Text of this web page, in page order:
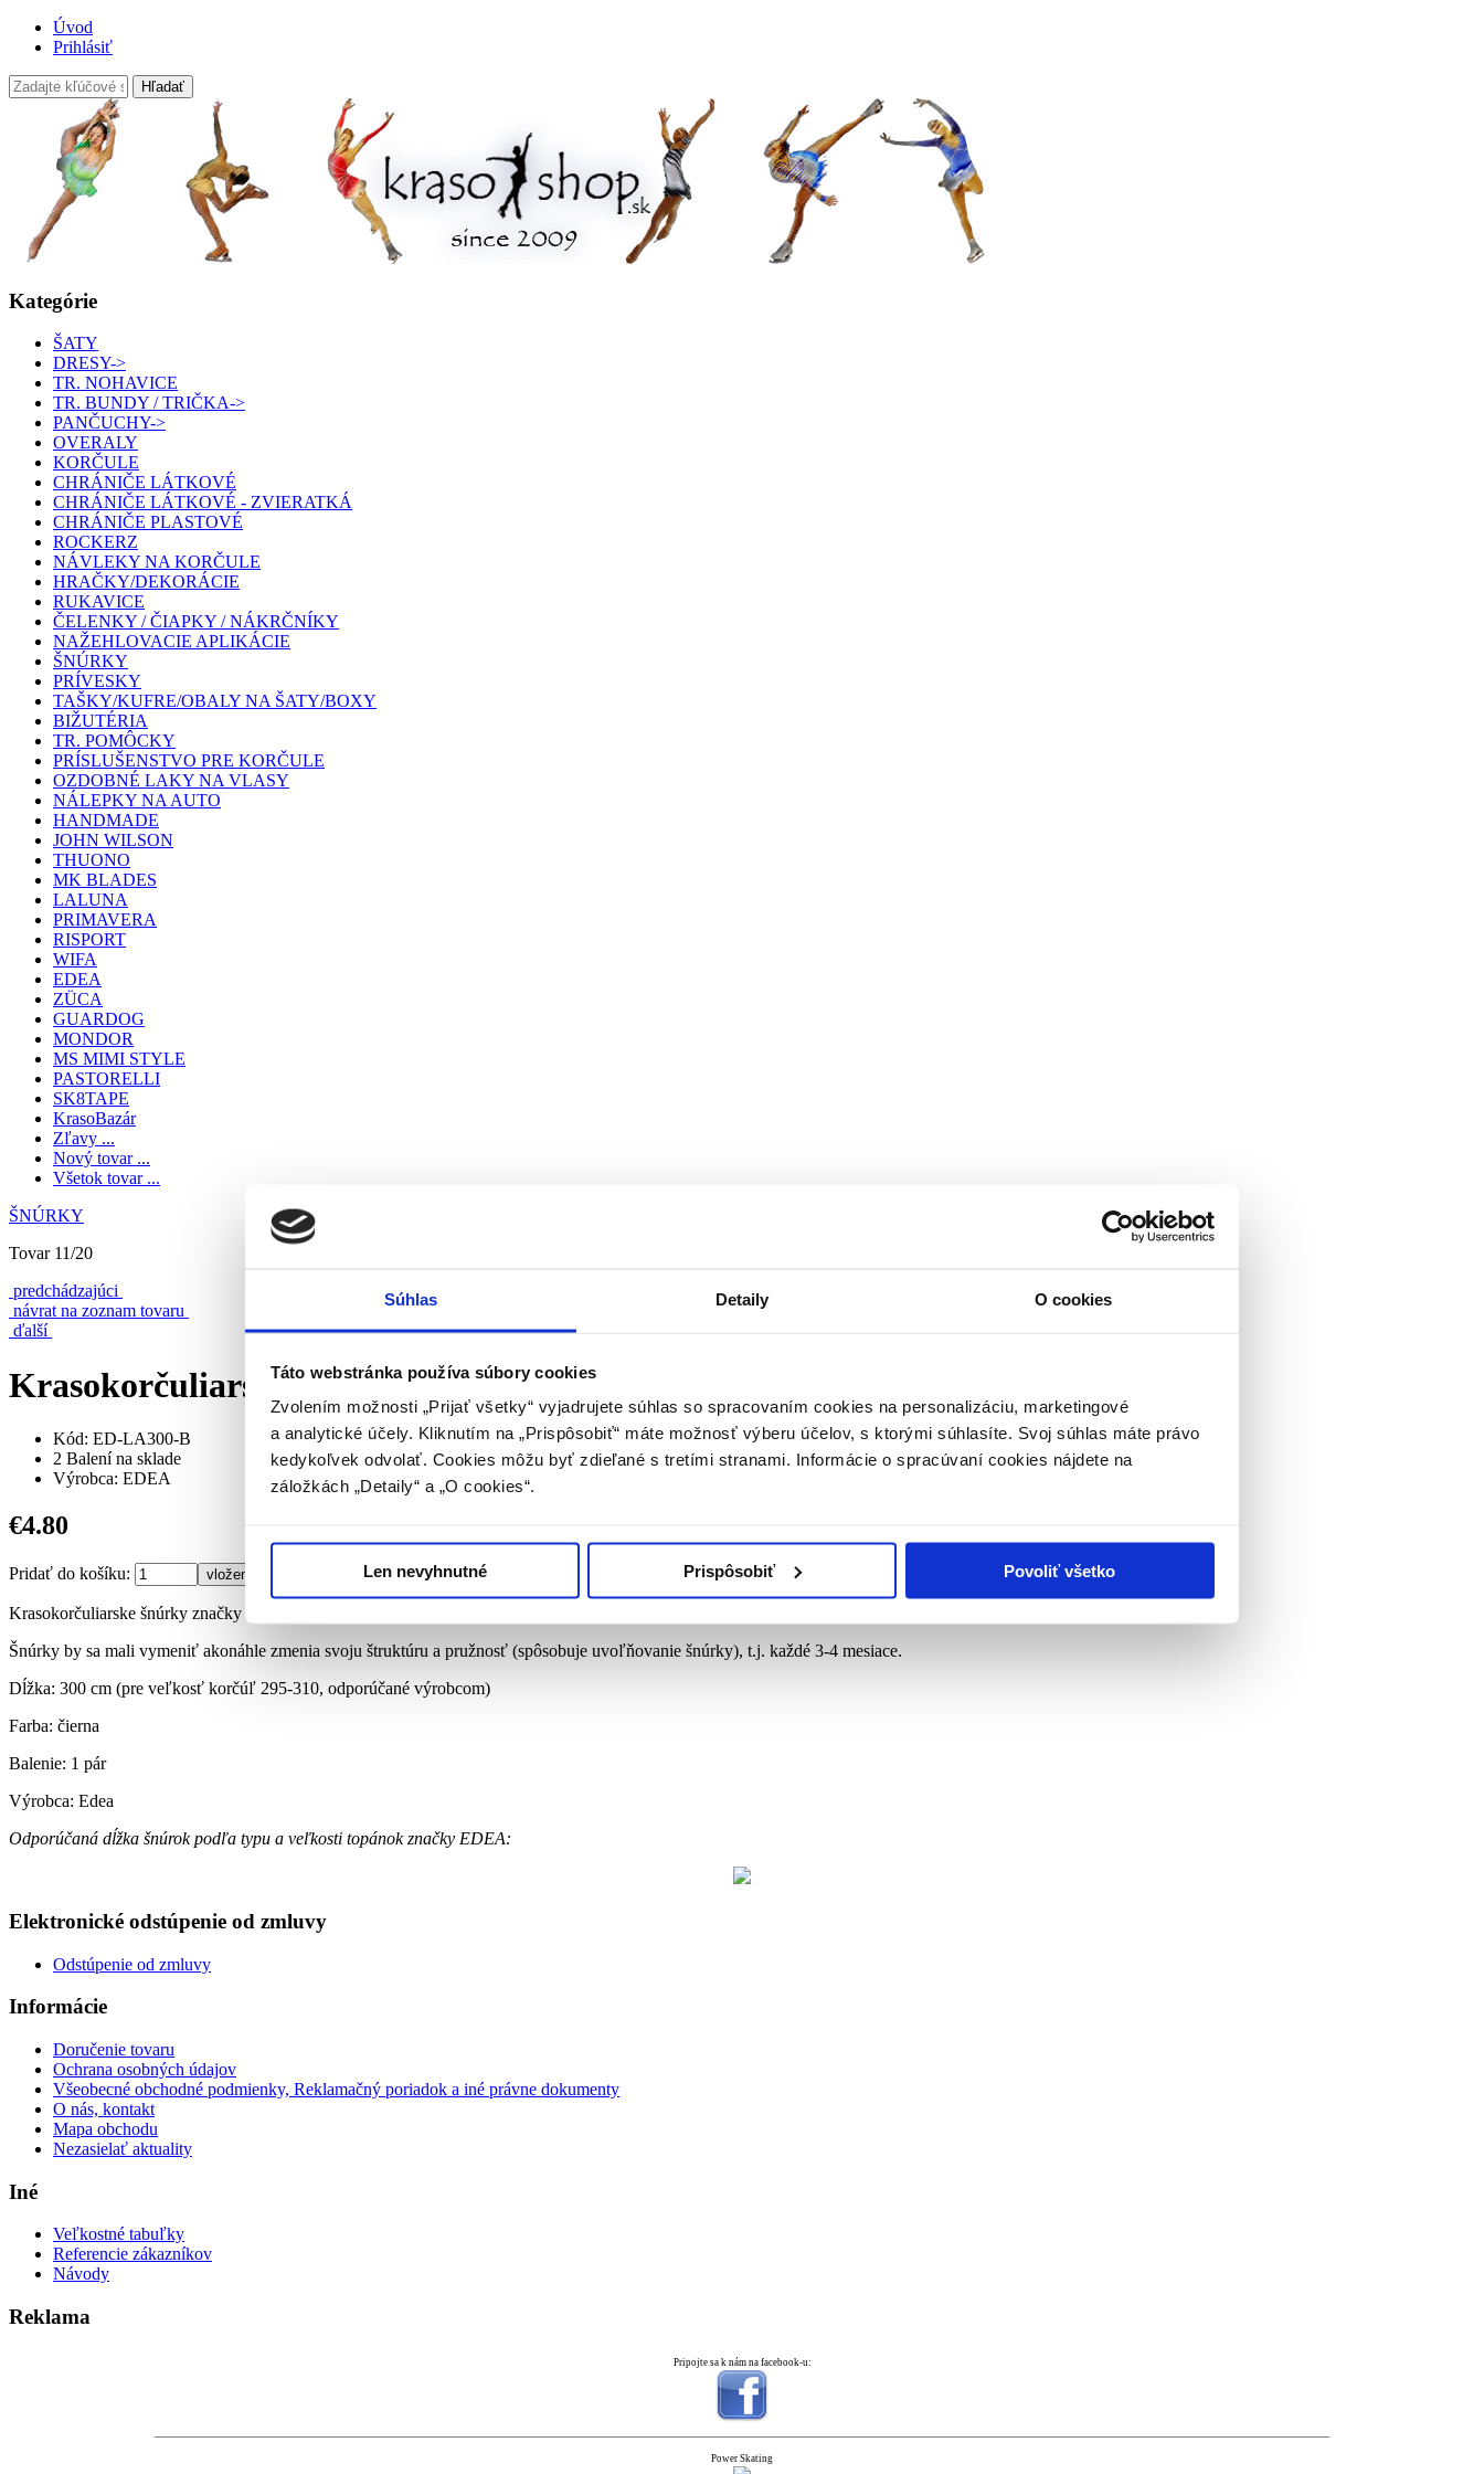
Súhlas Detaily O cookies
Táto webstránka používa súbory cookies
Zvolením možnosti „Prijať všetky“ vyjadrujete súhlas so spracovaním cookies na personalizáciu, marketingové
a analytické účely. Kliknutím na „Prispôsobiť“ máte možnosť výberu účelov, s ktorými súhlasíte. Svoj súhlas máte právo
kedykoľvek odvolať. Cookies môžu byť zdieľané s tretími stranami. Informácie o spracúvaní cookies nájdete na
záložkách „Detaily“ a „O cookies“.
Len nevyhnutné Prispôsobiť Povoliť všetko
Úvod
Prihlásiť
Kategórie
ŠATY
DRESY->
TR. NOHAVICE
TR. BUNDY / TRIČKA->
PANČUCHY->
OVERALY
KORČULE
CHRÁNIČE LÁTKOVÉ
CHRÁNIČE LÁTKOVÉ - ZVIERATKÁ
CHRÁNIČE PLASTOVÉ
ROCKERZ
NÁVLEKY NA KORČULE
HRAČKY/DEKORÁCIE
RUKAVICE
ČELENKY / ČIAPKY / NÁKRČNÍKY
NAŽEHLOVACIE APLIKÁCIE
ŠNÚRKY
PRÍVESKY
TAŠKY/KUFRE/OBALY NA ŠATY/BOXY
BIŽUTÉRIA
TR. POMÔCKY
PRÍSLUŠENSTVO PRE KORČULE
OZDOBNÉ LAKY NA VLASY
NÁLEPKY NA AUTO
HANDMADE
JOHN WILSON
THUONO
MK BLADES
LALUNA
PRIMAVERA
RISPORT
WIFA
EDEA
ZÜCA
GUARDOG
MONDOR
MS MIMI STYLE
PASTORELLI
SK8TAPE
KrasoBazár
Zľavy ...
Nový tovar ...
Všetok tovar ...
ŠNÚRKY
Tovar 11/20
predchádzajúci
návrat na zoznam tovaru
ďalší
Krasokorčuliarske šnúrky "EDEA" - čierne 300 cm
Kód: ED-LA300-B
2 Balení na sklade
Výrobca: EDEA
€4.80
Pridať do košíku:
Krasokorčuliarske šnúrky značky Edea sú vyrobené z polyesteru a bavlny, sú navrhnuté pre uľahčenie zaväzovania a pevné viazanie.
Šnúrky by sa mali vymeniť akonáhle zmenia svoju štruktúru a pružnosť (spôsobuje uvoľňovanie šnúrky), t.j. každé 3-4 mesiace.
Dĺžka: 300 cm (pre veľkosť korčúľ 295-310, odporúčané výrobcom)
Farba: čierna
Balenie: 1 pár
Výrobca: Edea
Odporúčaná dĺžka šnúrok podľa typu a veľkosti topánok značky EDEA:
Elektronické odstúpenie od zmluvy
Odstúpenie od zmluvy
Informácie
Doručenie tovaru
Ochrana osobných údajov
Všeobecné obchodné podmienky, Reklamačný poriadok a iné právne dokumenty
O nás, kontakt
Mapa obchodu
Nezasielať aktuality
Iné
Veľkostné tabuľky
Referencie zákazníkov
Návody
Reklama
Pripojte sa k nám na facebook-u:
Power Skating